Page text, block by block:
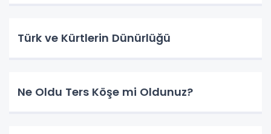
Türk ve Kürtlerin Dünürlüğü
Ne Oldu Ters Köşe mi Oldunuz?